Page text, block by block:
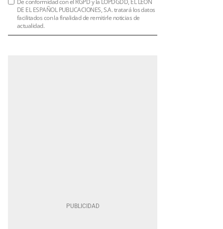
De conformidad con el RGPD y la LOPDGDD, EL LEÓN
DE EL ESPAÑOL PUBLICACIONES, S.A. tratará los datos
facilitados con la finalidad de remitirle noticias de
actualidad.